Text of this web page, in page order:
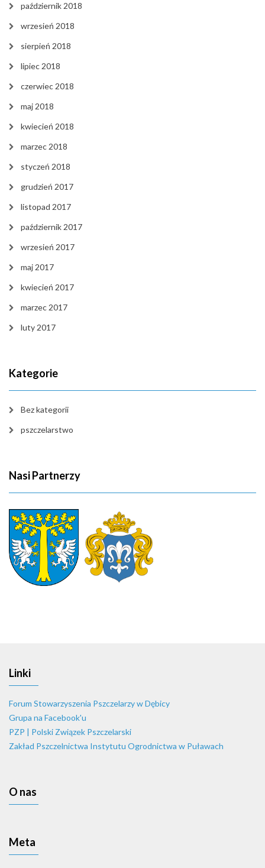
październik 2018
wrzesień 2018
sierpień 2018
lipiec 2018
czerwiec 2018
maj 2018
kwiecień 2018
marzec 2018
styczeń 2018
grudzień 2017
listopad 2017
październik 2017
wrzesień 2017
maj 2017
kwiecień 2017
marzec 2017
luty 2017
Kategorie
Bez kategorii
pszczelarstwo
Nasi Partnerzy
Linki
Forum Stowarzyszenia Pszczelarzy w Dębicy
Grupa na Facebook'u
PZP | Polski Związek Pszczelarski
Zakład Pszczelnictwa Instytutu Ogrodnictwa w Puławach
O nas
Meta